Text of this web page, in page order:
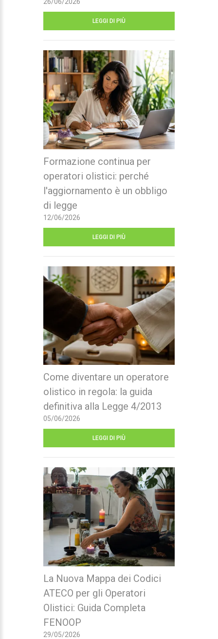
26/06/2026
LEGGI DI PIÙ
Formazione continua per
operatori olistici: perché
l'aggiornamento è un obbligo
di legge
12/06/2026
LEGGI DI PIÙ
Come diventare un operatore
olistico in regola: la guida
definitiva alla Legge 4/2013
05/06/2026
LEGGI DI PIÙ
La Nuova Mappa dei Codici
ATECO per gli Operatori
Olistici: Guida Completa
FENOOP
29/05/2026